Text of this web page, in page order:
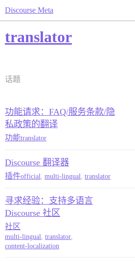
Discourse Meta
translator
话题
功能请求：FAQ/服务条款/隐
私政策的翻译
功能translator
Discourse 翻译器
插件official multi-lingual translator
寻求经验：支持多语言
Discourse 社区
社区
multi-lingual, translator,
content-localization